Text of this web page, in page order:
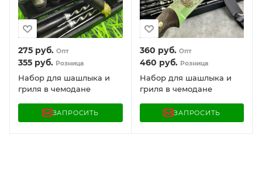
275 руб. Опт
355 руб. Розница
Набор для шашлыка и
гриля в чемодане
России Дамасская сталь
11 предметов
ЗАПРОСИТЬ
360 руб. Опт
460 руб. Розница
Набор для шашлыка и
гриля в чемодане
России 20 предметов
ЗАПРОСИТЬ